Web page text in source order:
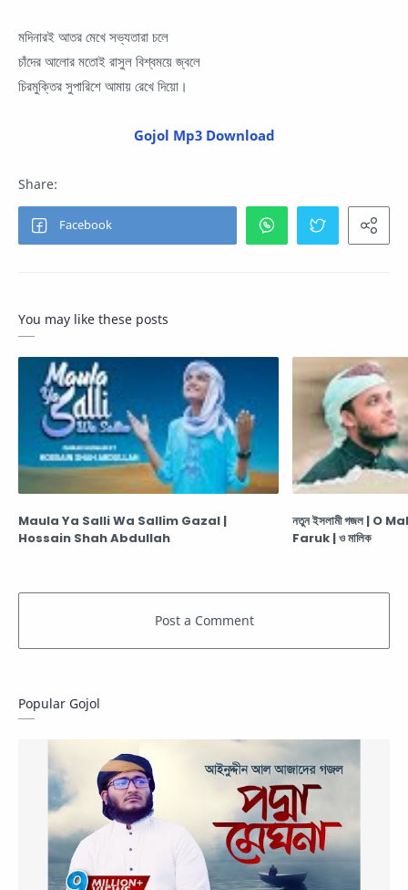
মদিনারই আতর মেখে সভ্যতারা চলে
চাঁদের আলোর মতোই রাসুল বিশ্বময়ে জ্বলে
চিরমুক্তির সুপারিশে আমায় রেখে দিয়ো।
Gojol Mp3 Download
You may like these posts
Maula Ya Salli Wa Sallim Gazal |
Hossain Shah Abdullah
নতুন ইসলামী গজল | O
Faruk | ও মালিক
Popular Gojol